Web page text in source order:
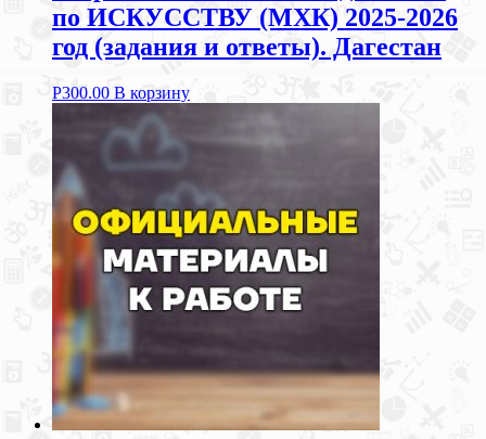
по ИСКУССТВУ (МХК) 2025-2026
год (задания и ответы). Дагестан
Р300.00 В корзину